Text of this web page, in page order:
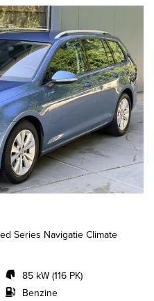
Series Navigatie Climate
85 kW (116 PK)
Benzine